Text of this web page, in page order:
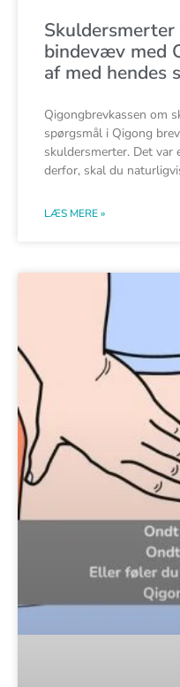
bindevæv med
af med hendes
Qigongbrevkassen om
spørgsmål i Qigong
skuldersmerter. Det
derfor, skal du
LÆS MERE »